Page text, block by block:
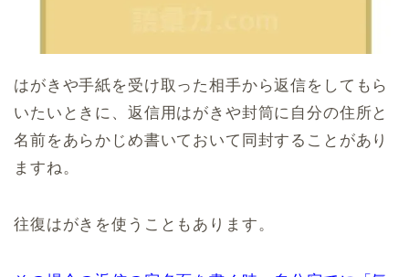
はがきや手紙を受け取った相手から返信をしてもら
いたいときに、返信用はがきや封筒に自分の住所と
名前をあらかじめ書いておいて同封することがあり
ますね。
往復はがきを使うこともあります。